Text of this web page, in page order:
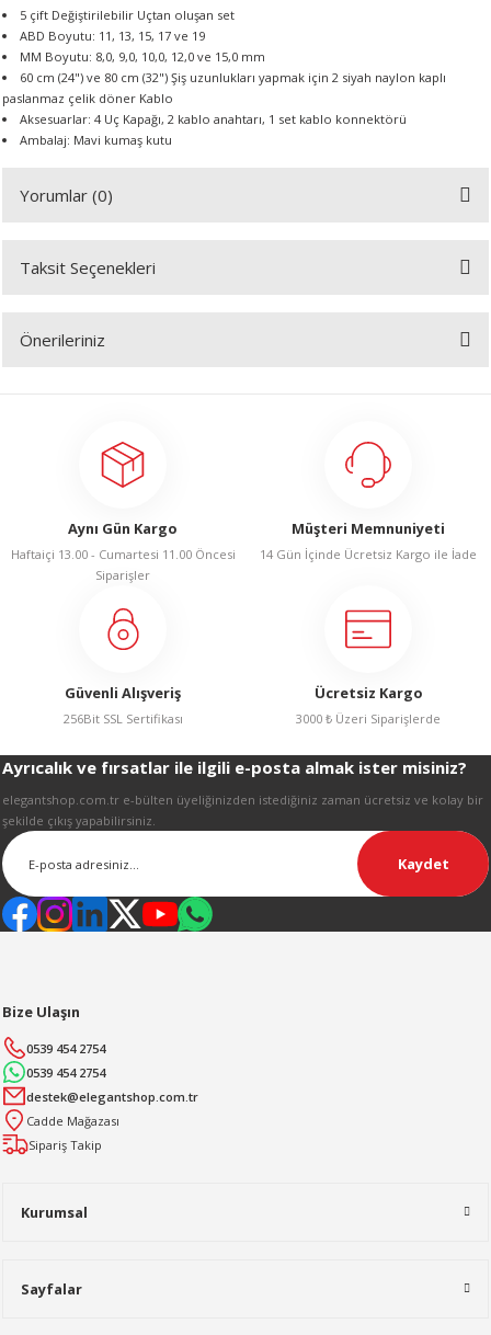
5 çift Değiştirilebilir Uçtan oluşan set
ABD Boyutu: 11, 13, 15, 17 ve 19
MM Boyutu: 8,0, 9,0, 10,0, 12,0 ve 15,0 mm
60 cm (24") ve 80 cm (32") Şiş uzunlukları yapmak için 2 siyah naylon kaplı
paslanmaz çelik döner Kablo
Aksesuarlar: 4 Uç Kapağı, 2 kablo anahtarı, 1 set kablo konnektörü
Ambalaj: Mavi kumaş kutu
Yorumlar (0)
Bu ürüne ilk yorumu siz yapın!
Taksit Seçenekleri
Önerileriniz
Görüş ve önerileriniz için teşekkür ederiz.
Ürün açıklamasında eksik bilgiler bulunuyor.
Ürün bilgilerinde hatalar bulunuyor.
Ürün fiyatı diğer sitelerden daha pahalı.
Bu ürüne benzer farklı alternatifler olmalı.
Gönder
Aynı Gün Kargo
Haftaiçi 13.00 - Cumartesi 11.00 Öncesi
Siparişler
Müşteri Memnuniyeti
14 Gün İçinde Ücretsiz Kargo ile İade
Güvenli Alışveriş
256Bit SSL Sertifikası
Ücretsiz Kargo
3000 ₺ Üzeri Siparişlerde
Ayrıcalık ve fırsatlar ile ilgili e-posta almak ister misiniz?
elegantshop.com.tr e-bülten üyeliğinizden istediğiniz zaman ücretsiz ve kolay bir
şekilde çıkış yapabilirsiniz.
Kaydet
Kurumsal
Sayfalar
Bize Ulaşın
0539 454 2754
0539 454 2754
destek@elegantshop.com.tr
Cadde Mağazası
Sipariş Takip